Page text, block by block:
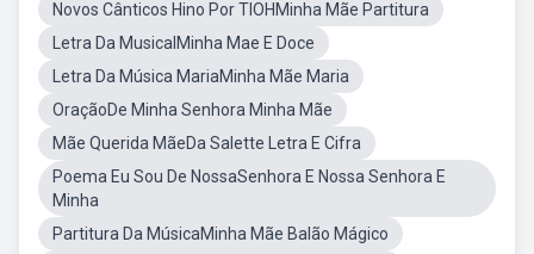
Novos Cânticos Hino Por TIOHMinha Mãe Partitura
Letra Da MusicalMinha Mae E Doce
Letra Da Música MariaMinha Mãe Maria
OraçãoDe Minha Senhora Minha Mãe
Mãe Querida MãeDa Salette Letra E Cifra
Poema Eu Sou De NossaSenhora E Nossa Senhora E
Minha
Partitura Da MúsicaMinha Mãe Balão Mágico